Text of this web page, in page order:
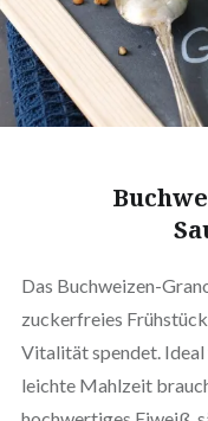
Das Buchweizen-
zuckerfreies
Vitalität spendet. Ideal
leichte Mahlzeit